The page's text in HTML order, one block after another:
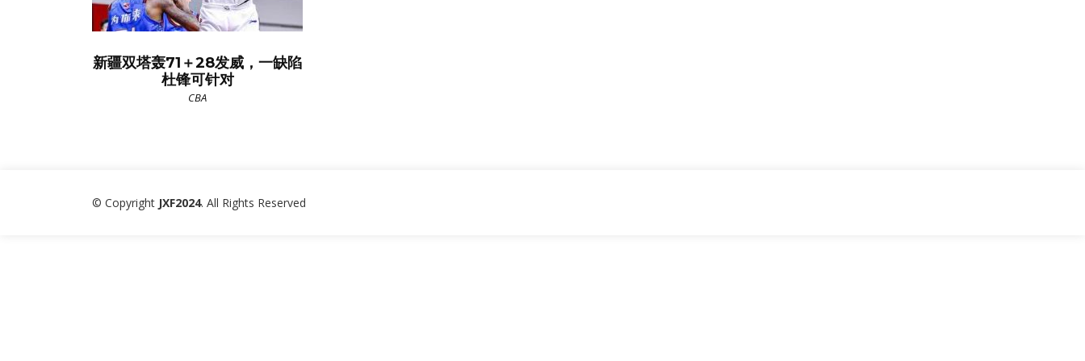
新疆双塔轰71＋28发威，一缺陷
杜锋可针对
CBA
© Copyright JXF2024. All Rights Reserved